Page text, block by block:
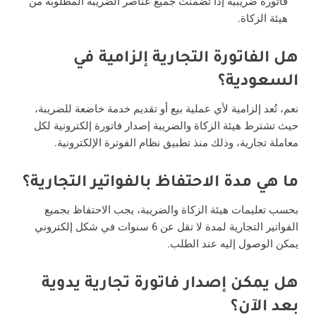
هيئة الزكاة.
هل الفاتورة التجارية إلزامية في
السعودية؟
نعم، تُعد إلزامية لأي عملية بيع أو تقديم خدمة خاضعة للضريبة،
حيث تشترط هيئة الزكاة والضريبة إصدار فاتورة إلكترونية لكل
معاملة تجارية، وذلك منذ تطبيق نظام الفوترة الإلكترونية.
ما هي مدة الاحتفاظ بالفواتير التجارية؟
بحسب تعليمات هيئة الزكاة والضريبة، يجب الاحتفاظ بجميع
الفواتير التجارية لمدة لا تقل عن 6 سنوات في شكل إلكتروني
يمكن الوصول إليه عند الطلب.
هل يمكن إصدار فاتورة تجارية يدوية
بعد الآن؟